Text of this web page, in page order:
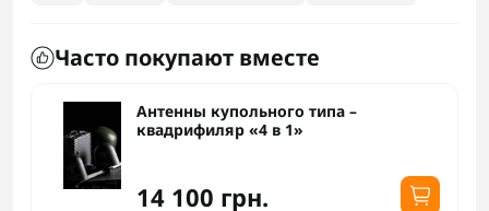
Часто покупают вместе
Антенны купольного типа –
квадрифиляр «4 в 1»
14 100 грн.